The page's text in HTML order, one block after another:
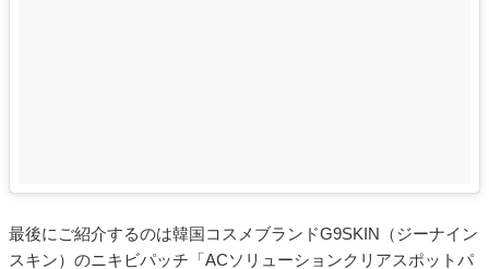
最後にご紹介するのは韓国コスメブランドG9SKIN（ジーナイン
スキン）のニキビパッチ「ACソリューションクリアスポットパ